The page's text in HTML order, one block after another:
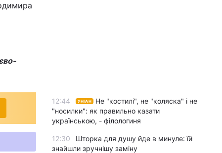
12:44 УНІАН
Не "костилі", не "коляска" і не
"носилки": як правильно казати
українською, - філологиня
12:30
Шторка для душу йде в минуле: їй
знайшли зручнішу заміну